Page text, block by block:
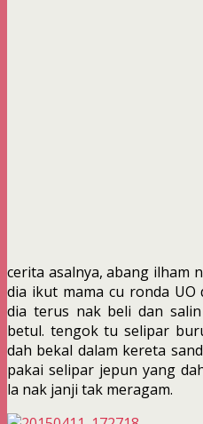
cerita asalnya, abang ilham
dia ikut mama cu ronda
dia terus nak beli dan
betul. tengok tu selipar
dah bekal dalam kereta
pakai selipar jepun yang
la nak janji tak meragam.